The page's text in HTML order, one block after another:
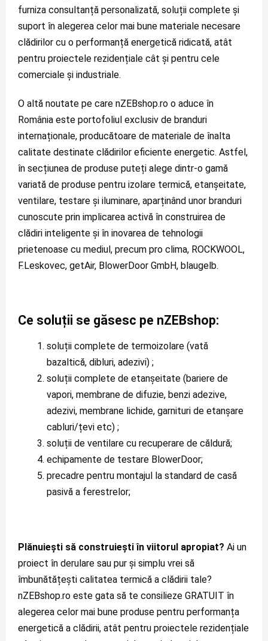
furniza consultanță personalizată, soluții complete și
suport în alegerea celor mai bune materiale necesare
clădirilor cu o performanță energetică ridicată, atât
pentru proiectele rezidențiale cât și pentru cele
comerciale și industriale.
O altă noutate pe care nZEBshop.ro o aduce în
România este portofoliul exclusiv de branduri
internaționale, producătoare de materiale de înalta
calitate destinate clădirilor eficiente energetic. Astfel,
în secțiunea de produse puteți alege dintr-o gamă
variată de produse pentru izolare termică, etanșeitate,
ventilare, testare și iluminare, aparținând unor branduri
cunoscute prin implicarea activă în construirea de
clădiri inteligente și în inovarea de tehnologii
prietenoase cu mediul, precum pro clima, ROCKWOOL,
F.Leskovec, getAir, BlowerDoor GmbH, blaugelb.
Ce soluții se găsesc pe nZEBshop:
soluții complete de termoizolare (vată
bazaltică, dibluri, adezivi) ;
soluții complete de etanșeitate (bariere de
vapori, membrane de difuzie, benzi adezive,
adezivi, membrane lichide, garnituri de etanșare
cabluri/țevi etc) ;
soluții de ventilare cu recuperare de căldură;
echipamente de testare BlowerDoor;
precadre pentru montajul la standard de casă
pasivă a ferestrelor;
Plănuiești să construiești în viitorul apropiat? Ai un
proiect în derulare sau pur și simplu vrei să
îmbunătățești calitatea termică a clădirii tale?
nZEBshop.ro este gata să te consilieze GRATUIT în
alegerea celor mai bune produse pentru performanța
energetică a clădirii, atât pentru proiectele rezidențiale